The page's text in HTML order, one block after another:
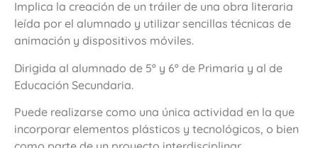
Implica la creación de un tráiler de una obra literaria
leída por el alumnado y utilizar sencillas técnicas de
animación y dispositivos móviles.
Dirigida al alumnado de 5º y 6º de Primaria y al de
Educación Secundaria.
Puede realizarse como una única actividad en la que
incorporar elementos plásticos y tecnológicos, o bien